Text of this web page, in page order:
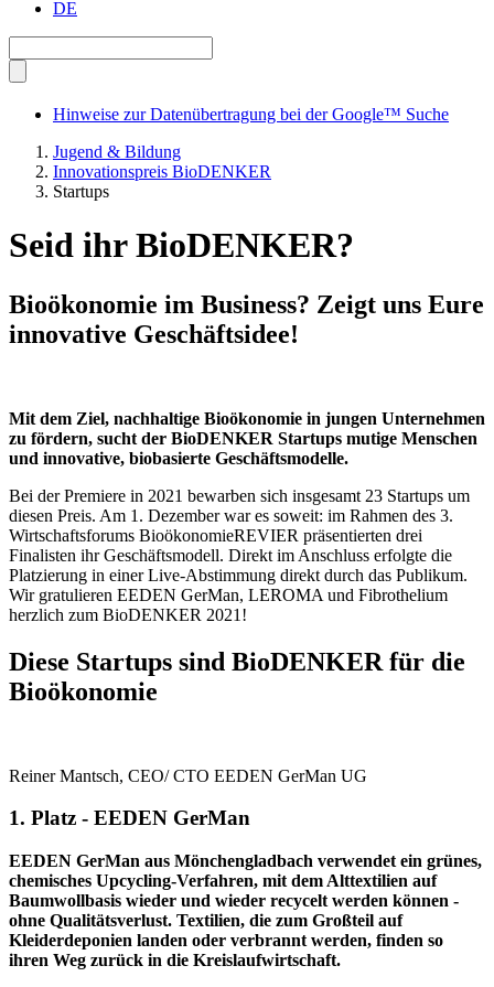
DE
Hinweise zur Datenübertragung bei der Google™ Suche
Jugend & Bildung
Innovationspreis BioDENKER
Startups
Seid ihr BioDENKER?
Bioökonomie im Business? Zeigt uns Eure
innovative Geschäftsidee!
Mit dem Ziel, nachhaltige Bioökonomie in jungen Unternehmen
zu fördern, sucht der BioDENKER Startups mutige Menschen
und innovative, biobasierte Geschäftsmodelle.
Bei der Premiere in 2021 bewarben sich insgesamt 23 Startups um
diesen Preis. Am 1. Dezember war es soweit: im Rahmen des 3.
Wirtschaftsforums BioökonomieREVIER präsentierten drei
Finalisten ihr Geschäftsmodell. Direkt im Anschluss erfolgte die
Platzierung in einer Live-Abstimmung direkt durch das Publikum.
Wir gratulieren EEDEN GerMan, LEROMA und Fibrothelium
herzlich zum BioDENKER 2021!
Diese Startups sind BioDENKER für die
Bioökonomie
Reiner Mantsch, CEO/ CTO EEDEN GerMan UG
1. Platz - EEDEN GerMan
EEDEN GerMan aus Mönchengladbach verwendet ein grünes,
chemisches Upcycling-Verfahren, mit dem Alttextilien auf
Baumwollbasis wieder und wieder recycelt werden können -
ohne Qualitätsverlust. Textilien, die zum Großteil auf
Kleiderdeponien landen oder verbrannt werden, finden so
ihren Weg zurück in die Kreislaufwirtschaft.